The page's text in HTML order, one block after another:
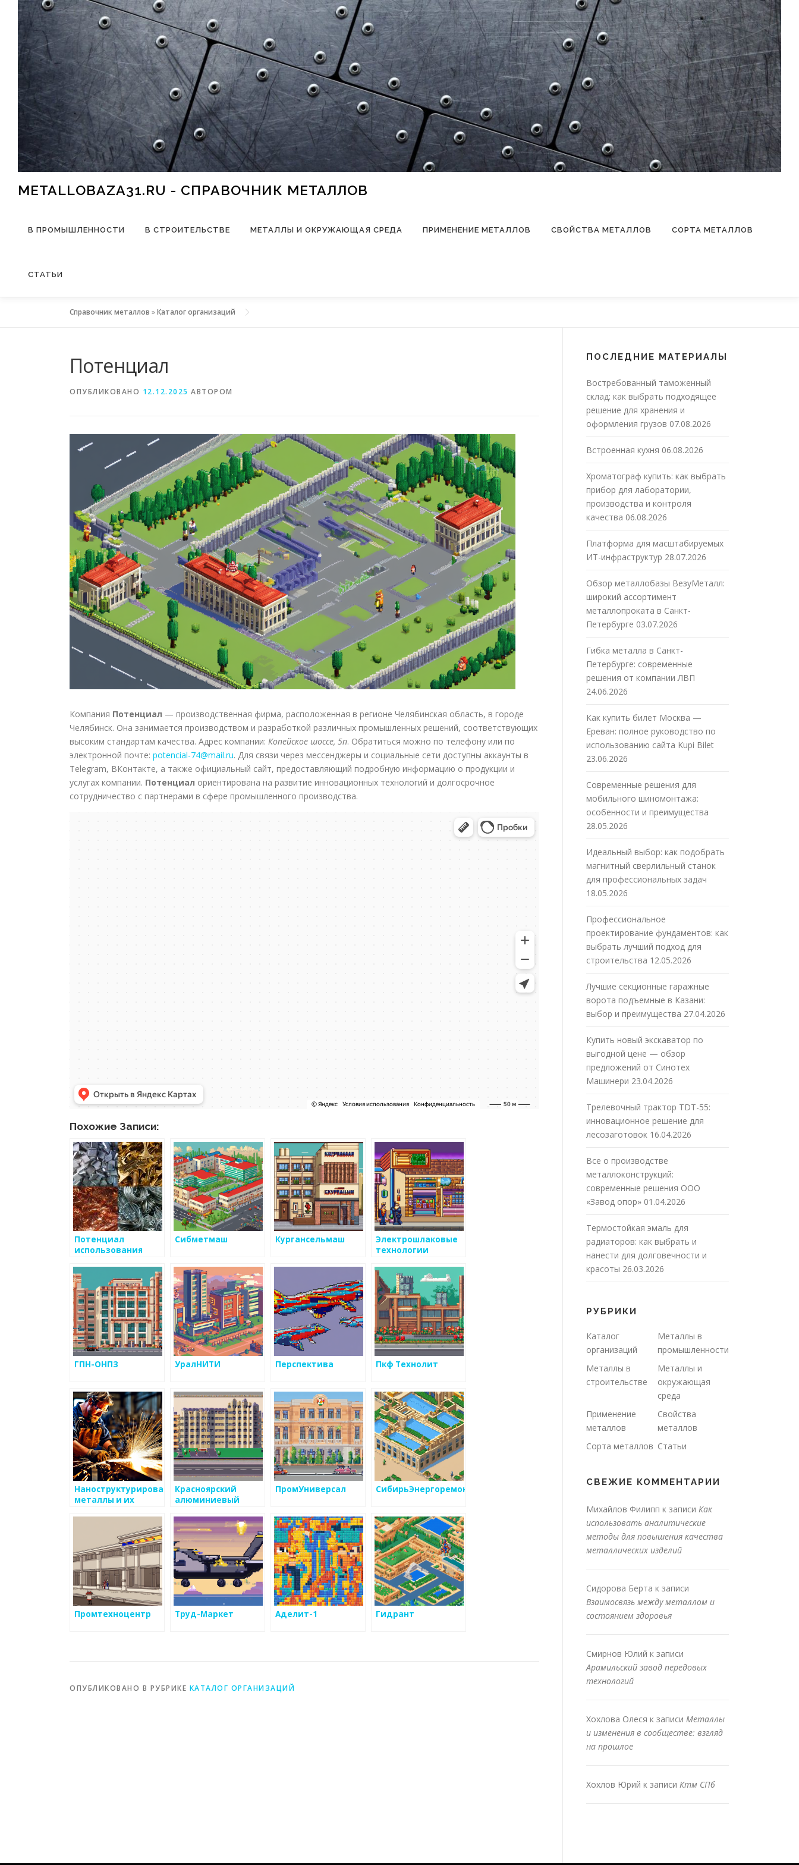
Перейти к содержимому
METALLOBAZA31.RU - СПРАВОЧНИК МЕТАЛЛОВ
В ПРОМЫШЛЕННОСТИ В СТРОИТЕЛЬСТВЕ МЕТАЛЛЫ И ОКРУЖАЮЩАЯ СРЕДА ПРИМЕНЕНИЕ МЕТАЛЛОВ СВОЙСТВА МЕТАЛЛОВ СОРТА МЕТАЛЛОВ
СТАТЬИ
Справочник металлов »Каталог организаций
Потенциал
ОПУБЛИКОВАНО 12.12.2025 АВТОРОМ
Компания Потенциал — производственная фирма, расположенная в регионе Челябинская область, в городе
Челябинск. Она занимается производством и разработкой различных промышленных решений, соответствующих
высоким стандартам качества. Адрес компании: Копейское шоссе, 5п. Обратиться можно по телефону или по
электронной почте: potencial-74@mail.ru. Для связи через мессенджеры и социальные сети доступны аккаунты в
Telegram, ВКонтакте, а также официальный сайт, предоставляющий подробную информацию о продукции и
услугах компании. Потенциал ориентирована на развитие инновационных технологий и долгосрочное
сотрудничество с партнерами в сфере промышленного производства.
Похожие Записи:
Потенциал
использования
промышленности
Сибметмаш Кургансельмаш
Электрошлаковые
технологии
ГПН-ОНПЗ УралНИТИ Перспектива Пкф Технолит
Наноструктурированные
металлы и их
Красноярский
алюминиевый
ПромУниверсал СибирьЭнергоремонт
Промтехноцентр Труд-Маркет Аделит-1 Гидрант
ОПУБЛИКОВАНО В РУБРИКЕ КАТАЛОГ ОРГАНИЗАЦИЙ
ПОСЛЕДНИЕ МАТЕРИАЛЫ
Востребованный таможенный
склад: как выбрать подходящее
решение для хранения и
оформления грузов 07.08.2026
Встроенная кухня 06.08.2026
Хроматограф купить: как выбрать
прибор для лаборатории,
производства и контроля
качества 06.08.2026
Платформа для масштабируемых
ИТ-инфраструктур 28.07.2026
Обзор металлобазы ВезуМеталл:
широкий ассортимент
металлопроката в Санкт-
Петербурге 03.07.2026
Гибка металла в Санкт-
Петербурге: современные
решения от компании ЛВП
24.06.2026
Как купить билет Москва —
Ереван: полное руководство по
использованию сайта Kupi Bilet
23.06.2026
Современные решения для
мобильного шиномонтажа:
особенности и преимущества
28.05.2026
Идеальный выбор: как подобрать
магнитный сверлильный станок
для профессиональных задач
18.05.2026
Профессиональное
проектирование фундаментов: как
выбрать лучший подход для
строительства 12.05.2026
Лучшие секционные гаражные
ворота подъемные в Казани:
выбор и преимущества 27.04.2026
Купить новый экскаватор по
выгодной цене — обзор
предложений от Синотех
Машинери 23.04.2026
Трелевочный трактор TDT-55:
инновационное решение для
лесозаготовок 16.04.2026
Все о производстве
металлоконструкций:
современные решения ООО
«Завод опор» 01.04.2026
Термостойкая эмаль для
радиаторов: как выбрать и
нанести для долговечности и
красоты 26.03.2026
РУБРИКИ
Каталог
организаций
Металлы в
промышленности
Металлы в
строительстве
Металлы и
окружающая
среда
Применение
металлов
Свойства
металлов
Сорта металлов Статьи
СВЕЖИЕ КОММЕНТАРИИ
Михайлов Филипп к записи Как
использовать аналитические
методы для повышения качества
металлических изделий
Сидорова Берта к записи
Взаимосвязь между металлом и
состоянием здоровья
Смирнов Юлий к записи
Арамильский завод передовых
технологий
Хохлова Олеся к записи Металлы
и изменения в сообществе: взгляд
на прошлое
Хохлов Юрий к записи Ктм СПб